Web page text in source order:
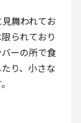
舞われてお
られており
ーの所で食
り、小さな